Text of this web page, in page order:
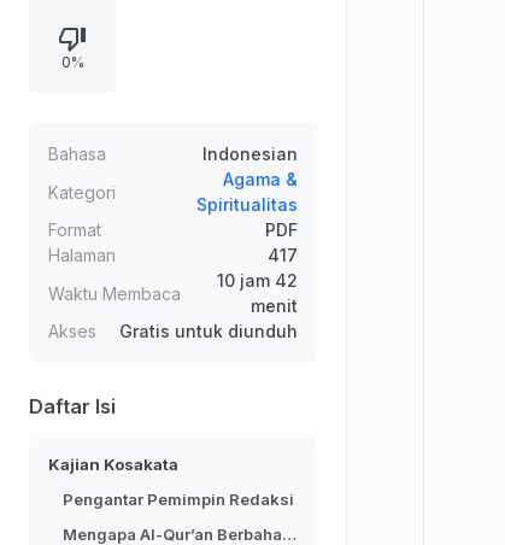
bentuk kata dengan makna saling
terkait. Contoh seperti qâla dan
dengan konsep gerak dan
perubahan arti. Kajian juga
menyoroti kekayaan sinonim dan
perbedaan penggunaan kata yang
sama-sama dapat diterjemahkan,
termasuk contoh perintah “duduk”
yang berbeda konteksnya.
0%
Bahasa
Indonesian
Kategori
Agama &
Spiritualitas
Format
PDF
Halaman
417
Waktu Membaca
10 jam 42
menit
Akses
Gratis untuk diunduh
Daftar Isi
Kajian Kosakata
Pengantar Pemimpin Redaksi
Mengapa Al-Qur’an Berbahasa Arab